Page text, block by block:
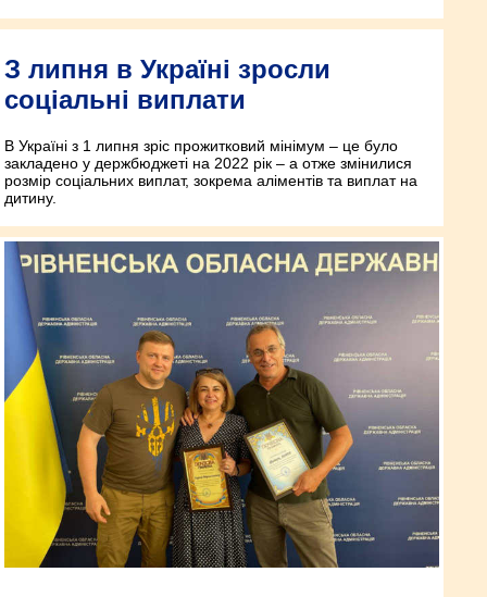
З липня в Україні зросли
соціальні виплати
В Україні з 1 липня зріс прожитковий мінімум – це було
закладено у держбюджеті на 2022 рік – а отже змінилися
розмір соціальних виплат, зокрема аліментів та виплат на
дитину.